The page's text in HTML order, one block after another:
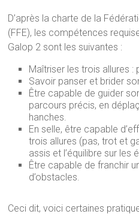
D’après la charte de la
(FFE), les compétences
Galop 2 sont les suivantes :
Maîtriser les trois allures :
Savoir panser et brider
Être capable de guider
parcours précis, en
hanches.
En selle, être capable
trois allures (pas, trot et
assis et l’équilibre sur les
Être capable de franchir
d’obstacles.
Ceci dit, voici certaines